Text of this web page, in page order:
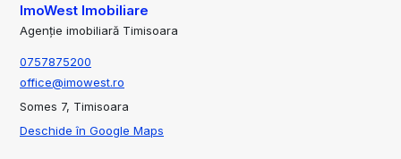
ImoWest Imobiliare
Agenție imobiliară Timisoara
0757875200
office@imowest.ro
Somes 7, Timisoara
Deschide în Google Maps